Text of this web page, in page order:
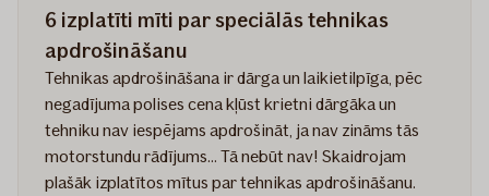
6 izplatīti mīti par speciālās tehnikas
apdrošināšanu
Tehnikas apdrošināšana ir dārga un laikietilpīga, pēc
negadījuma polises cena kļūst krietni dārgāka un
tehniku nav iespējams apdrošināt, ja nav zināms tās
motorstundu rādījums... Tā nebūt nav! Skaidrojam
plašāk izplatītos mītus par tehnikas apdrošināšanu.